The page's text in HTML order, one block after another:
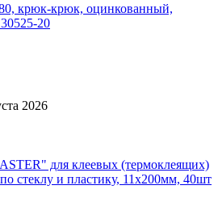
крюк-крюк, оцинкованный,
20
2026